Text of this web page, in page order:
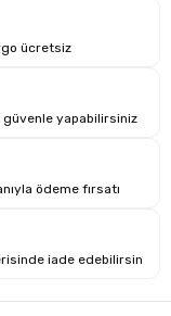
araya getirir.
ücretsiz
güvenle yapabilirsiniz
ödeme fırsatı
iade edebilirsin